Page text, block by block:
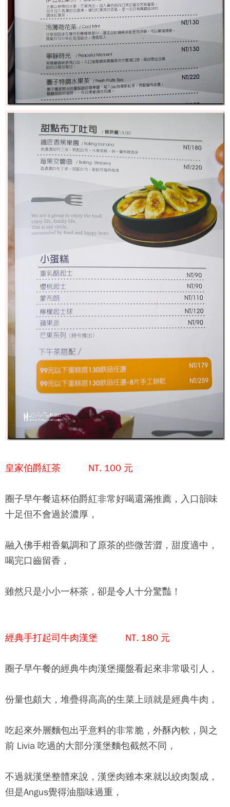
皇家伯爵紅茶 NT. 100 元
圈子早午餐這杯伯爵紅非常好喝還滿推薦，入口韻味
十足但不會過於濃厚，
融入佛手柑香氣調和了原茶的些微苦澀，甜度適中，
喝完口齒留香，
雖然只是小小一杯茶，卻是令人十分驚豔！
經典手打起司牛肉漢堡 NT. 180 元
圈子早午餐的經典牛肉漢堡擺盤看起來非常吸引人，
份量也頗大，堆疊得高高的生菜上頭就是經典牛肉，
吃起來外層麵包出乎意料的非常脆，外酥內軟，與之
前 Livia 吃過的大部分漢堡麵包截然不同，
不過就漢堡整體來說，漢堡肉雖本來就以絞肉製成，
但是Angus覺得油脂味過重，